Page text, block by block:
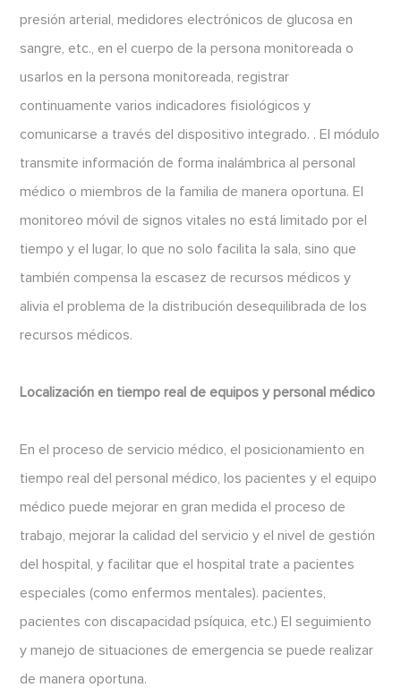
presión arterial, medidores electrónicos de glucosa en
sangre, etc., en el cuerpo de la persona monitoreada o
usarlos en la persona monitoreada, registrar
continuamente varios indicadores fisiológicos y
comunicarse a través del dispositivo integrado. . El módulo
transmite información de forma inalámbrica al personal
médico o miembros de la familia de manera oportuna. El
monitoreo móvil de signos vitales no está limitado por el
tiempo y el lugar, lo que no solo facilita la sala, sino que
también compensa la escasez de recursos médicos y
alivia el problema de la distribución desequilibrada de los
recursos médicos.
Localización en tiempo real de equipos y personal médico
En el proceso de servicio médico, el posicionamiento en
tiempo real del personal médico, los pacientes y el equipo
médico puede mejorar en gran medida el proceso de
trabajo, mejorar la calidad del servicio y el nivel de gestión
del hospital, y facilitar que el hospital trate a pacientes
especiales (como enfermos mentales). pacientes,
pacientes con discapacidad psíquica, etc.) El seguimiento
y manejo de situaciones de emergencia se puede realizar
de manera oportuna.